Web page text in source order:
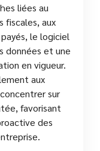
liées au
fiscales, aux
le logiciel
données et une
en vigueur.
aux
sur
favorisant
des